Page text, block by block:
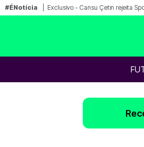
#ÉNotícia Exclusivo - Cansu Çetin rejeita